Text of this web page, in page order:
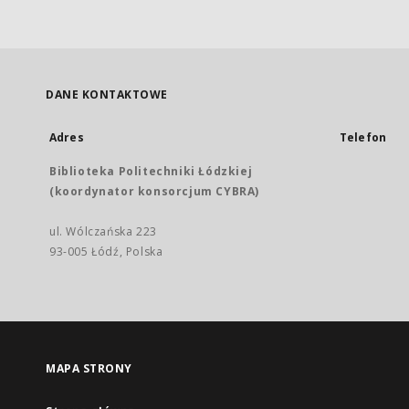
DANE KONTAKTOWE
Adres
Biblioteka Politechniki Łódzkiej
(koordynator konsorcjum CYBRA)
ul. Wólczańska 223
93-005 Łódź, Polska
Telefon
MAPA STRONY